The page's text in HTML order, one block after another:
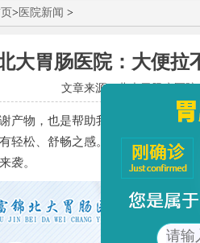
> 医院新闻 >
大胃肠医院：大便拉
文章来源：
物，也是帮助我们鉴定自身身体
轻松、舒畅之感。然而有的人却总
袭。